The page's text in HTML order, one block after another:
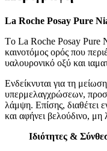
La Roche Posay Pure
Tο La Roche Posay Pure
καινοτόμος ορός που
υαλουρονικό οξύ και
Ενδείκνυται για τη
υπερμελαγχρώσεων,
λάμψη. Επίσης, διαθέτει
και αφήνει βελούδινο, μη
Ιδιότητες &